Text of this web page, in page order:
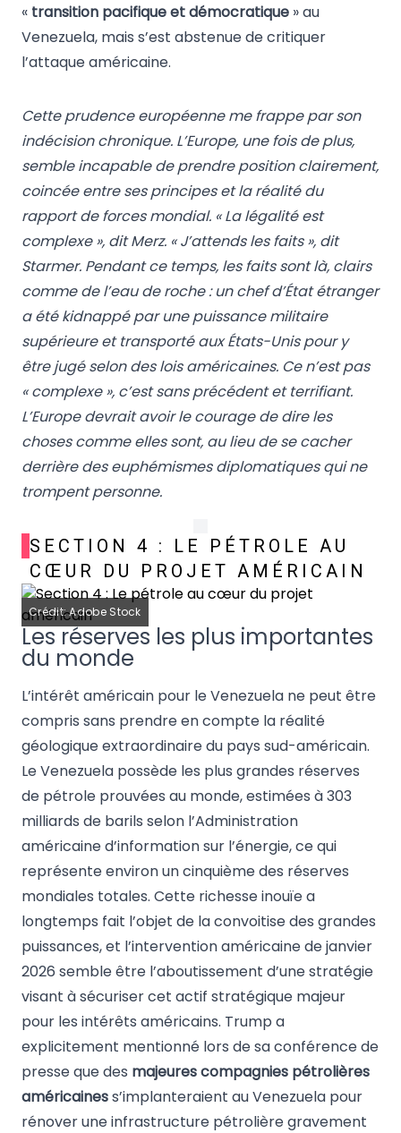
« transition pacifique et démocratique » au
Venezuela, mais s’est abstenue de critiquer
l’attaque américaine.
Cette prudence européenne me frappe par son
indécision chronique. L’Europe, une fois de plus,
semble incapable de prendre position clairement,
coincée entre ses principes et la réalité du
rapport de forces mondial. « La légalité est
complexe », dit Merz. « J’attends les faits », dit
Starmer. Pendant ce temps, les faits sont là, clairs
comme de l’eau de roche : un chef d’État étranger
a été kidnappé par une puissance militaire
supérieure et transporté aux États-Unis pour y
être jugé selon des lois américaines. Ce n’est pas
« complexe », c’est sans précédent et terrifiant.
L’Europe devrait avoir le courage de dire les
choses comme elles sont, au lieu de se cacher
derrière des euphémismes diplomatiques qui ne
trompent personne.
SECTION 4 : LE PÉTROLE AU
CŒUR DU PROJET AMÉRICAIN
Crédit: Adobe Stock
Les réserves les plus importantes
du monde
L’intérêt américain pour le Venezuela ne peut être
compris sans prendre en compte la réalité
géologique extraordinaire du pays sud-américain.
Le Venezuela possède les plus grandes réserves
de pétrole prouvées au monde, estimées à 303
milliards de barils selon l’Administration
américaine d’information sur l’énergie, ce qui
représente environ un cinquième des réserves
mondiales totales. Cette richesse inouïe a
longtemps fait l’objet de la convoitise des grandes
puissances, et l’intervention américaine de janvier
2026 semble être l’aboutissement d’une stratégie
visant à sécuriser cet actif stratégique majeur
pour les intérêts américains. Trump a
explicitement mentionné lors de sa conférence de
presse que des majeures compagnies pétrolières
américainess’implanteraient au Venezuela pour
rénover une infrastructure pétrolière gravement